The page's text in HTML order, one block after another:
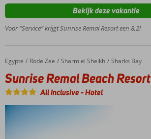
Op
een
wandelboulevard
Voor “Service” krijgt Sunrise Remal Resort een 8,2!
Bekijk deze vakantie
Home
Egypte Rode Zee Sharm el Sheikh Sharks Bay
Sunrise Remal Beach Resort
Sunrise Remal Beach Resort
All Inclusive-Hotel